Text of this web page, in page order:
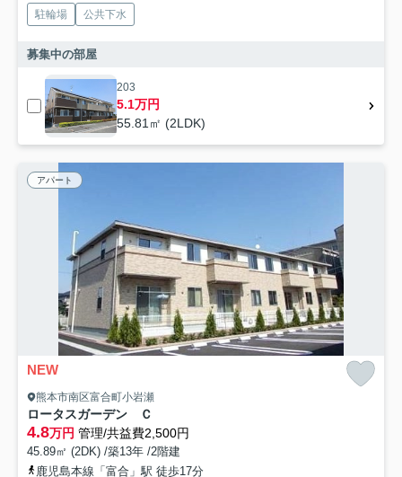
駐輪場 公共下水
募集中の部屋
203
5.1万円
55.81㎡ (2LDK)
アパート
NEW
熊本市南区富合町小岩瀬
ロータスガーデン Ｃ
4.8万円 管理/共益費2,500円
45.89㎡ (2DK) /築13年 /2階建
鹿児島本線「富合」駅 徒歩17分